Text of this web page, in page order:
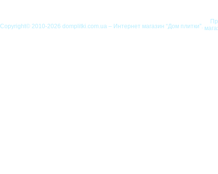
Copyright© 2010-2026 domplitki.com.ua – Интернет магазин “Дом плитки”.